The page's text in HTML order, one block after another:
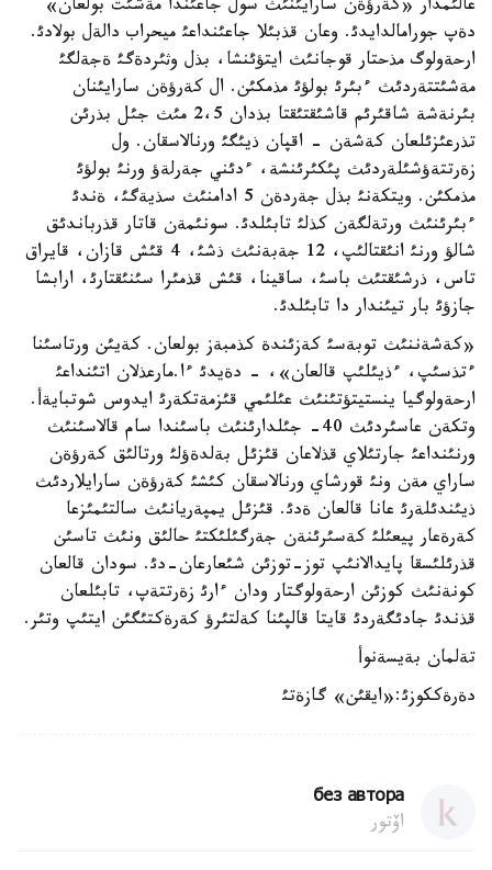
عالئمدار «كةرؤةن سارايئنئث سول جاعئندا مةشئت بولعان»
دةپ جورامالدايدئ. وعان قذبئلا جاعئنداعئ ميحراب دالةل بولادئ.
ارحةولوگ مذحتار قوجانئث ايتؤئنشا، بذل وثئردةگئ ةجةلگئ
مةشئتتةردئث ءبئرئ بولؤئ مذمكئن. ال كةرؤةن سارايئنان
بئرنةشة شاقئرئم قاشئقتئقتا بذدان 2،5 مئث جئل بذرئن
تذرعئزئلعان كةشةن - اقپان ذيئگئ ورنالاسقان. ول
زةرتتةؤشئلةردئث پئكئرئنشة، ءدئني جةرلةؤ ورنئ بولؤئ
مذمكئن. ويتكةنئ بذل جةردةن 5 ادامنئث سذيةگئ، ةندئ
ءبئرئنئث ورتةلگةن كذلئ تابئلدئ. سونئمةن قاتار قذرباندئق
شالؤ ورنئ انئقتالئپ، 12 جةبةنئث ذشئ، 4 قئش قازان، قايراق
تاس، ذرشئقتئث باسئ، ساقينا، قئش قذمئرا سئنئقتارئ، ارابشا
جازؤئ بار تيئندار دا تابئلدئ.
«كةشةننئث توبةسئ كةزئندة كذمبةز بولعان. كةيئن ورتاسئنا
ءتذسئپ، ءذيئلئپ قالعان»، - دةيدئ ءا.مارعذلان اتئنداعئ
ارحةولوگيا ينستيتؤتئنئث عئلئمي قئزمةتكةرئ ايدوس شوتبايةأ.
وتكةن عاسئردئث 40- جئلدارئنئث باسئندا سام قالاسئنئث
ورنئنداعئ جارتئلاي قذلاعان قئزئل بةلدةؤلئ ورتالئق كةرؤةن
ساراي مةن ونئ قورشاي ورنالاسقان كئشئ كةرؤةن سارايلاردئث
ذيئندئلةرئ عانا قالعان ةدئ. قئزئل يمپةريانئث سالتئمئزعا
كةرةعار پيعئلئ كةسئرئنةن جةرگئلئكتئ حالئق ونئث تاسئن
قذرئلئسقا پايدالانئپ توز-توزئن شئعارعان-دئ. سودان قالعان
كونةنئث كوزئن ارحةولوگتار ودان ءارئ زةرتتةپ، تابئلعان
قذندئ جادئگةردئ قايتا قالپئنا كةلتئرؤ كةرةكتئگئن ايتئپ وتئر.
تةلمان بةيسةنوأ
دةرةككوزئ:«ايقئن» گازةتئ
без автора
اۆتور